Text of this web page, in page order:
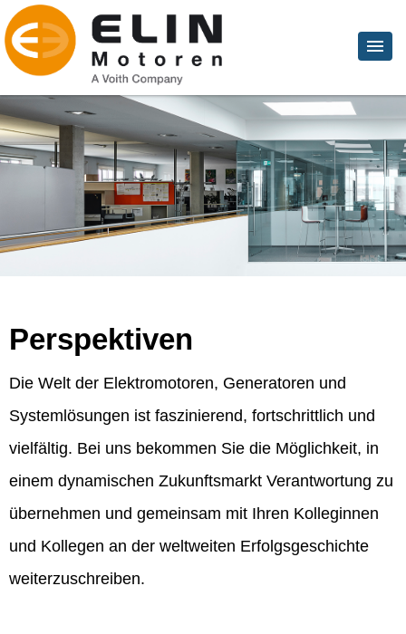
Perspektiven
Die Welt der Elektromotoren, Generatoren und
Systemlösungen ist faszinierend, fortschrittlich und
vielfältig. Bei uns bekommen Sie die Möglichkeit, in
einem dynamischen Zukunftsmarkt Verantwortung zu
übernehmen und gemeinsam mit Ihren Kolleginnen
und Kollegen an der weltweiten Erfolgsgeschichte
weiterzuschreiben.